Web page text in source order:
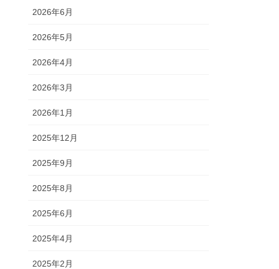
2026年6月
2026年5月
2026年4月
2026年3月
2026年1月
2025年12月
2025年9月
2025年8月
2025年6月
2025年4月
2025年2月